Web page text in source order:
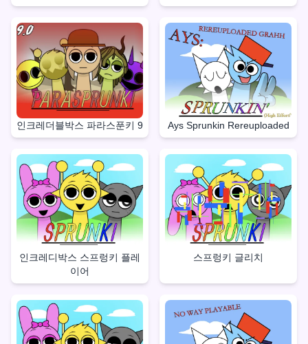
인크레더블박스 파라스푼키 9 Ays Sprunkin Rereuploaded
인크레디박스 스프렁키 플레
이어
스프렁키 글리치